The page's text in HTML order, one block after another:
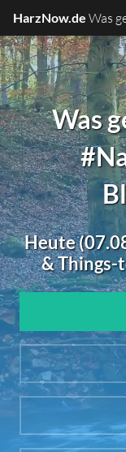
HarzNow.de Was
Was
Heute
&